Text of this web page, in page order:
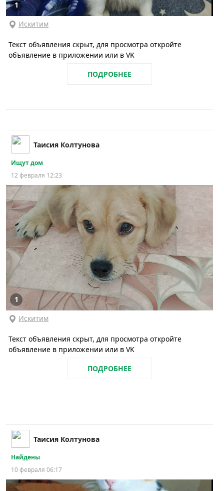
1
Искитим
Текст объявления скрыт, для просмотра откройте
объявление в приложении или в VK
ПОДРОБНЕЕ
Таисия Колтунова
Ищут дом
12 февраля 12:23
1
Искитим
Текст объявления скрыт, для просмотра откройте
объявление в приложении или в VK
ПОДРОБНЕЕ
Таисия Колтунова
Найдены
10 февраля 06:17